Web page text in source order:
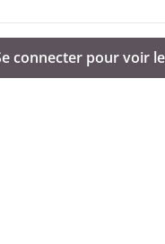
connecter pour voir